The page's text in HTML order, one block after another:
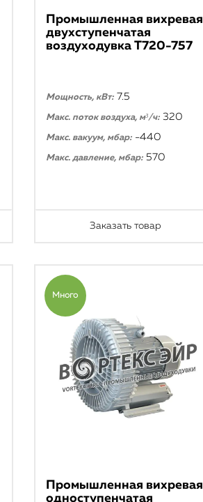
Промышленная вихревая
двухступенчатая
воздуходувка T720-757
Мощность, кВт:7.5
Макс. поток воздуха, м³/ч:320
Макс. вакуум, мбар:-440
Макс. давление, мбар:570
Заказать товар
Много
Промышленная вихревая
одноступенчатая